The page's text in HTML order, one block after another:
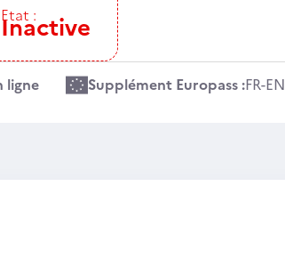
Etat :
Inactive
ligne Supplément Europass :FR-EN